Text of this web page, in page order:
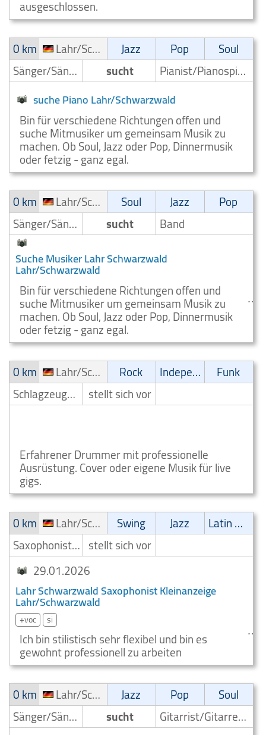
ausgeschlossen.
0 km
Lahr/Schwarzwald Jazz Pop
Soul
Sänger/Sängerin
sucht Pianist/Pianospieler
suche Piano Lahr/Schwarzwald
Bin für verschiedene Richtungen offen und
suche Mitmusiker um gemeinsam Musik zu
machen. Ob Soul, Jazz oder Pop, Dinnermusik
oder fetzig - ganz egal.
0 km
Lahr/Schwarzwald Soul Jazz
Pop
Sänger/Sängerin
sucht Band
Suche Musiker Lahr Schwarzwald
Lahr/Schwarzwald
Bin für verschiedene Richtungen offen und
suche Mitmusiker um gemeinsam Musik zu
machen. Ob Soul, Jazz oder Pop, Dinnermusik
oder fetzig - ganz egal.
0 km
Lahr/Schwarzwald Rock Independent
Funk
Schlagzeuger/Drummer
stellt sich vor
Erfahrener Drummer mit professionelle
Ausrüstung. Cover oder eigene Musik für live
gigs.
0 km
Lahr/Schwarzwald Swing Jazz
Latin Musik
Saxophonist/Saxophonspieler stellt sich vor
29.01.2026
Lahr Schwarzwald Saxophonist Kleinanzeige
Lahr/Schwarzwald
+voc si
Ich bin stilistisch sehr flexibel und bin es
gewohnt professionell zu arbeiten
0 km
Lahr/Schwarzwald Jazz Pop
Soul
Sänger/Sängerin
sucht Gitarrist/Gitarrenspieler